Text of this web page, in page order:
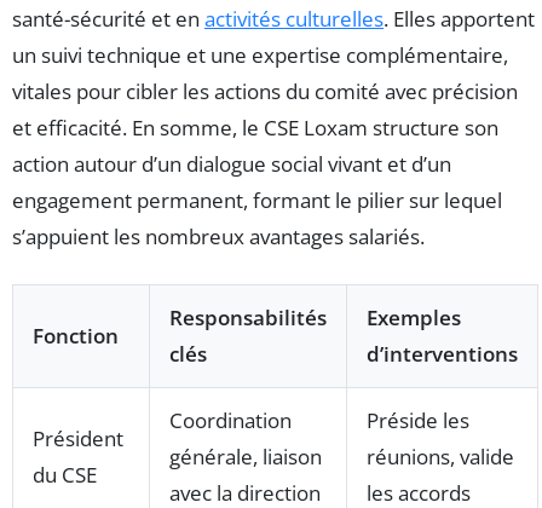
santé-sécurité et en activités culturelles. Elles apportent
un suivi technique et une expertise complémentaire,
vitales pour cibler les actions du comité avec précision
et efficacité. En somme, le CSE Loxam structure son
action autour d’un dialogue social vivant et d’un
engagement permanent, formant le pilier sur lequel
s’appuient les nombreux avantages salariés.
Fonction
Responsabilités
clés
Exemples
d’interventions
Président
du CSE
Coordination
générale, liaison
avec la direction
Préside les
réunions, valide
les accords